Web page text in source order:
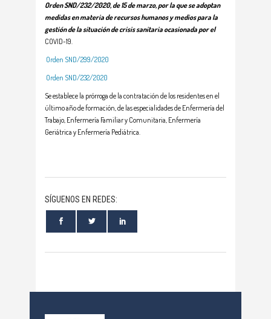
Orden SND/232/2020, de 15 de marzo, por la que se adoptan
medidas en materia de recursos humanos y medios para la
gestión de la situación de crisis sanitaria ocasionada por el
COVID-19.
Orden SND/299/2020
Orden SND/232/2020
Se establece la prórroga de la contratación de los residentes en el
último año de formación, de las especialidades de Enfermería del
Trabajo, Enfermería Familiar y Comunitaria, Enfermería
Geriátrica y Enfermería Pediátrica.
SÍGUENOS EN REDES: